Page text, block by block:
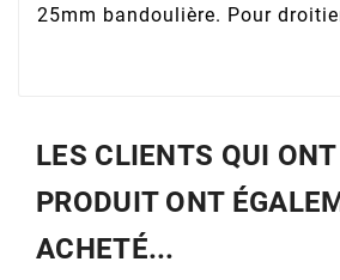
25mm bandoulière. Pour
LES CLIENTS QUI
PRODUIT ONT
ACHETÉ...